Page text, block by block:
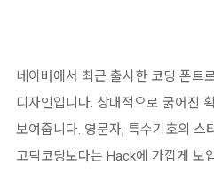
네이버에서 최근 출시한 코딩 폰트
디자인입니다. 상대적으로 굵어진
보여줍니다. 영문자, 특수기호의 스
고딕코딩보다는 Hack에 가깝게 보